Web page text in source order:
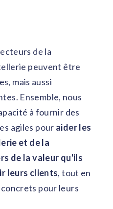
de la
peuvent être
mais aussi
Ensemble, nous
à fournir des
agiles pour aider les
et de la
de la valeur qu'ils
leurs clients, tout en
pour leurs